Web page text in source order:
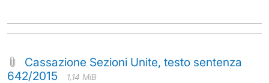
Cassazione Sezioni Unite, testo sentenza
642/2015
1,14 MiB